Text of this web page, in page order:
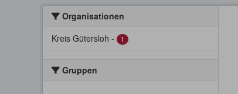
Organisationen
Kreis Gütersloh - 1
Gruppen